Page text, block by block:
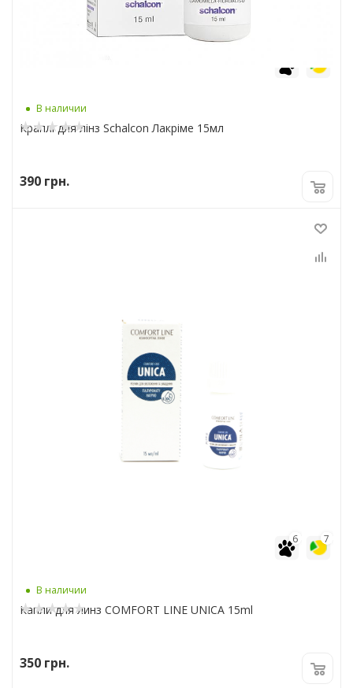
В наличии
Краплі для лінз Schalcon Лакріме 15мл
390 грн.
7
6
В наличии
Капли для линз COMFORT LINE UNICA 15ml
350 грн.